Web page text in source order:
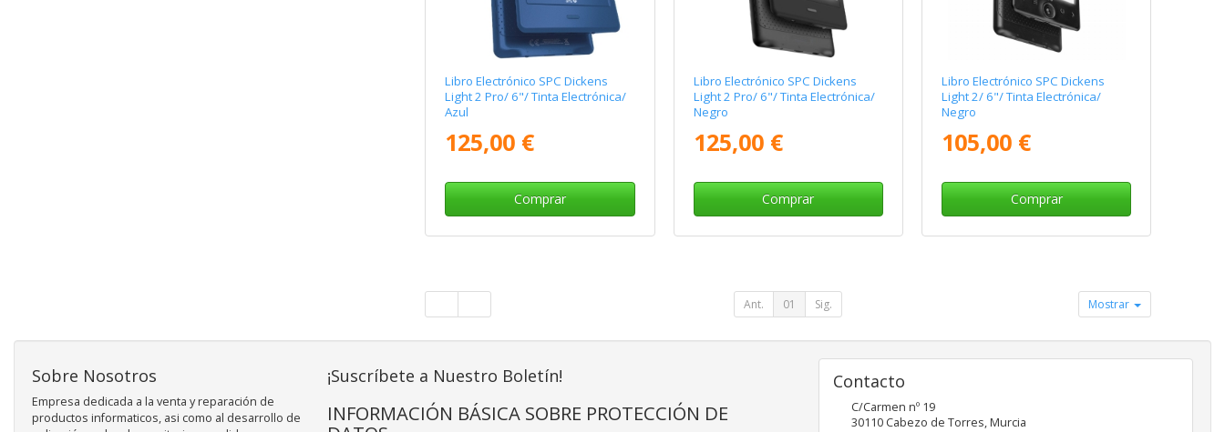
Libro Electrónico SPC Dickens
Light 2 Pro/ 6"/ Tinta Electrónica/
Azul
125,00 €
Comprar
Libro Electrónico SPC Dickens
Light 2 Pro/ 6"/ Tinta Electrónica/
Negro
125,00 €
Comprar
Libro Electrónico SPC Dickens
Light 2/ 6"/ Tinta Electrónica/
Negro
105,00 €
Comprar
Ant. 01 Sig. Mostrar
Sobre Nosotros
Empresa dedicada a la venta y reparación de
productos informaticos, asi como al desarrollo de
¡Suscríbete a Nuestro Boletín!
INFORMACIÓN BÁSICA SOBRE PROTECCIÓN DE
Contacto
C/Carmen nº 19
30110 Cabezo de Torres,Murcia